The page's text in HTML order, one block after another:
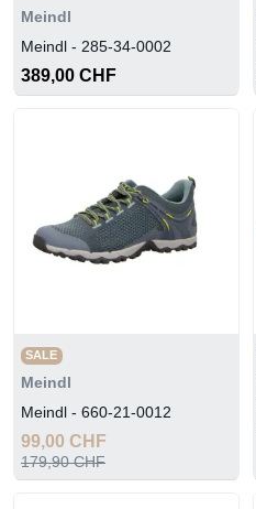
Meindl
Meindl - 285-34-0002
389,00 CHF
SALE
Meindl
Meindl - 660-21-0012
99,00 CHF
179,90 CHF